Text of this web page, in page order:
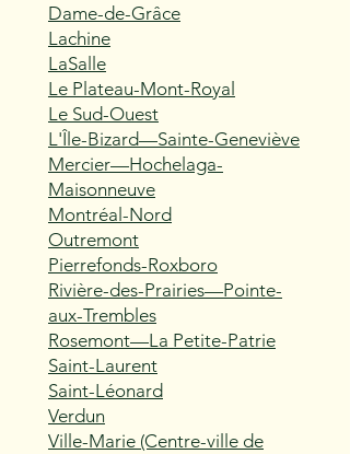
Dame-de-Grâce
Lachine
LaSalle
Le Plateau-Mont-Royal
Le Sud-Ouest
L'Île-Bizard—Sainte-Geneviève
Mercier—Hochelaga-
Maisonneuve
Montréal-Nord
Outremont
Pierrefonds-Roxboro
Rivière-des-Prairies—Pointe-
aux-Trembles
Rosemont—La Petite-Patrie
Saint-Laurent
Saint-Léonard
Verdun
Ville-Marie (Centre-ville de